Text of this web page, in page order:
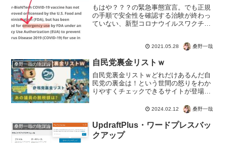
もはや？？？の緊急事態宣言。でも正規
の手順で安全性を確認する治験が終わっ
ていない、新型コロナウイルスワクチン
ンをとにかく消費させるためには、病床
2021.05.28 桑野一哉
桑野一哉の陰謀論 自民党裏金リストｗ
自民党裏金リストｗどれだけあるんだ自
民党の裏金は！という世間の怒りをわか
りやすくチェックできるサイトが登場！
きれい事もチェックできますよ♪ぜひ、選
挙前に改めてチェックしておきたいです
ね。 こんなのサクっと...
2024.02.12 桑野一哉
桑野一哉の陰謀論
UpdraftPlus・ワードプレスバッ
クアップ